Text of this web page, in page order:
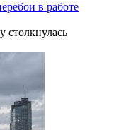
в работе
столкнулась